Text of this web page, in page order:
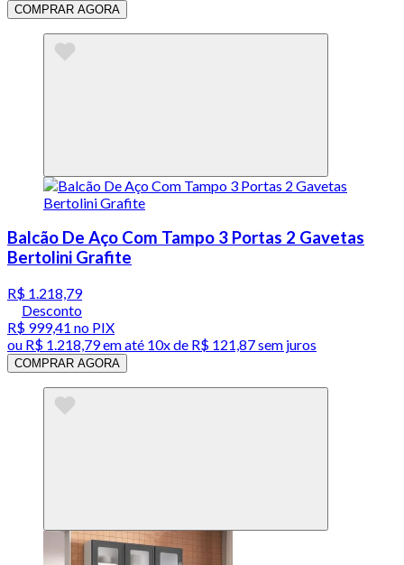
COMPRAR AGORA
Balcão De Aço Com Tampo 3 Portas 2 Gavetas
Bertolini Grafite
R$ 1.218,79
Desconto
R$ 999,41 no PIX
ou R$ 1.218,79em até 10x de R$ 121,87 sem juros
COMPRAR AGORA